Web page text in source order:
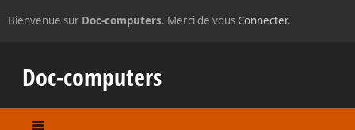
Bienvenue sur Doc-computers. Merci de vousConnecter.
Doc-computers